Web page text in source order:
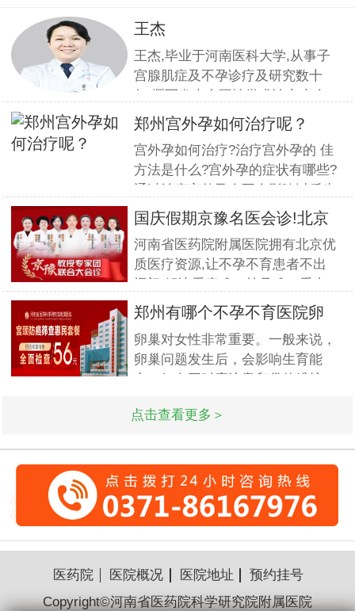
王杰
王杰,毕业于河南医科大学,从事子
宫腺肌症及不孕诊疗及研究数十
年,撰写发表全国性学术论文十余
篇.对宫、腹腔镜等微创高科技技
术诊治子宫腺肌症、石女、子宫肌
瘤、女性不孕等妇科疑难杂症有一
套成熟完整的方案,深得患者好评!
郑州宫外孕如何治疗呢？
宫外孕如何治疗?治疗宫外孕的 佳
方法是什么?宫外孕的症状有哪些?
通过治疗宫外孕会不会影响以后生
育?这一系列问题都是网友对宫外
孕的疑虑,那么宫外孕到底怎么治
疗呢?我们请专家为网友解答一下
宫外孕的相关为题. 什么是宫外
孕?医大专家指出宫外孕又称异位
妊娠,
国庆假期京豫名医会诊!北京
不孕
河南省医药院附属医院拥有北京优
质医疗资源,让不孕不育患者不出
家更难的问题.此次国庆期间(10月
1日-3日)北京专家将与郑州市·河
南省医药科学研究院附属医院名医
强强联合,发挥医疗资源优势,多对
郑州有哪个不孕不育医院卵
巢早衰
卵巢对女性非常重要。一般来说，
卵巢问题发生后，会影响生育能
力。妇女平时应注意卵巢的维护。
利，也很容易衰老，因此必须高度
点击查看更多＞
医药院 医院概况 医院地址
预约挂号
Copyright©河南省医药院科学研究院附属医院